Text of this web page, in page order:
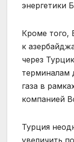
энергетики
Кроме того,
к
через
терминалам
газа в
компанией
Турция